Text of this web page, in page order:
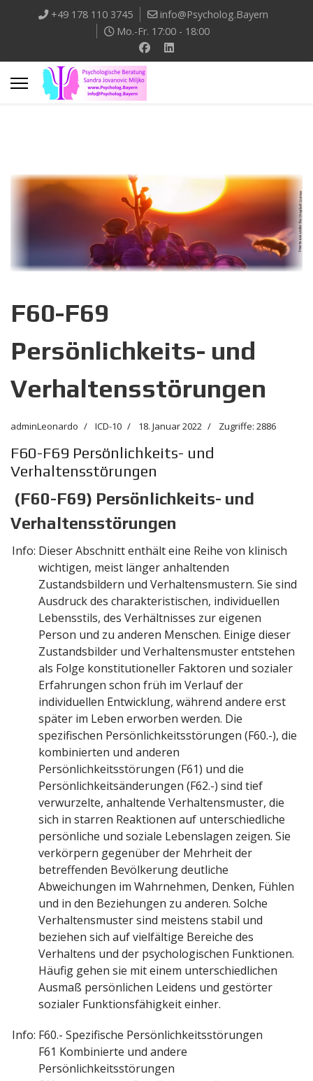
+49 178 110 3745
info@Psycholog.Bayern
Mo.-Fr. 17:00 - 18:00
F60-F69
Persönlichkeits- und
Verhaltensstörungen
adminLeonardo ICD-10 18. Januar 2022 Zugriffe: 2886
F60-F69 Persönlichkeits- und
Verhaltensstörungen
(F60-F69) Persönlichkeits- und
Verhaltensstörungen
Info: Dieser Abschnitt enthält eine Reihe von klinisch
wichtigen, meist länger anhaltenden
Zustandsbildern und Verhaltensmustern. Sie sind
Ausdruck des charakteristischen, individuellen
Lebensstils, des Verhältnisses zur eigenen
Person und zu anderen Menschen. Einige dieser
Zustandsbilder und Verhaltensmuster entstehen
als Folge konstitutioneller Faktoren und sozialer
Erfahrungen schon früh im Verlauf der
individuellen Entwicklung, während andere erst
später im Leben erworben werden. Die
spezifischen Persönlichkeitsstörungen (F60.-), die
kombinierten und anderen
Persönlichkeitsstörungen (F61) und die
Persönlichkeitsänderungen (F62.-) sind tief
verwurzelte, anhaltende Verhaltensmuster, die
sich in starren Reaktionen auf unterschiedliche
persönliche und soziale Lebenslagen zeigen. Sie
verkörpern gegenüber der Mehrheit der
betreffenden Bevölkerung deutliche
Abweichungen im Wahrnehmen, Denken, Fühlen
und in den Beziehungen zu anderen. Solche
Verhaltensmuster sind meistens stabil und
beziehen sich auf vielfältige Bereiche des
Verhaltens und der psychologischen Funktionen.
Häufig gehen sie mit einem unterschiedlichen
Ausmaß persönlichen Leidens und gestörter
sozialer Funktionsfähigkeit einher.
Info: F60.- Spezifische Persönlichkeitsstörungen
F61 Kombinierte und andere
Persönlichkeitsstörungen